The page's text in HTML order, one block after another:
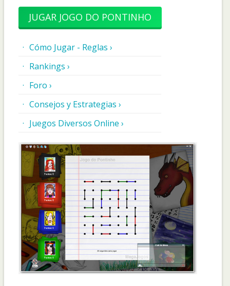
JUGAR JOGO DO PONTINHO
Cómo Jugar - Reglas ›
Rankings ›
Foro ›
Consejos y Estrategias ›
Juegos Diversos Online ›